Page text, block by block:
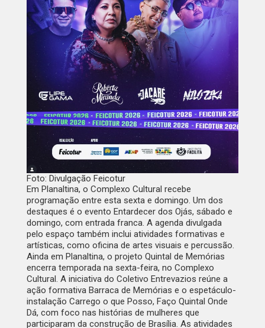
Foto: Divulgação Feicotur
Em Planaltina, o Complexo Cultural recebe
programação entre esta sexta e domingo. Um dos
destaques é o evento Entardecer dos Ojás, sábado e
domingo, com entrada franca. A agenda divulgada
pelo espaço também inclui atividades formativas e
artísticas, como oficina de artes visuais e percussão.
Ainda em Planaltina, o projeto Quintal de Memórias
encerra temporada na sexta-feira, no Complexo
Cultural. A iniciativa do Coletivo Entrevazios reúne a
ação formativa Barraca de Memórias e o espetáculo-
instalação Carrego o que Posso, Faço Quintal Onde
Dá, com foco nas histórias de mulheres que
participaram da construção de Brasília. As atividades